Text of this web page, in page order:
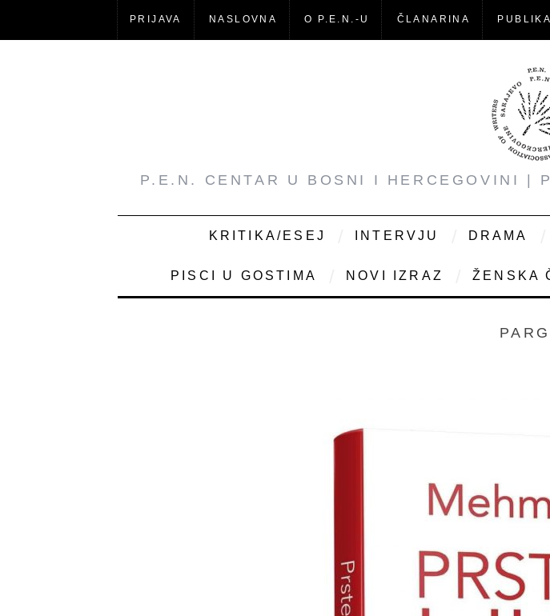
PRIJAVA NASLOVNA O P.E.N.-U ČLANARINA
P.E.N. CENTAR U BOSNI I HERCEGOVINI |
KRITIKA/ESEJ INTERVJU DRAMA
PISCI U GOSTIMA NOVI IZRAZ ŽENSKA